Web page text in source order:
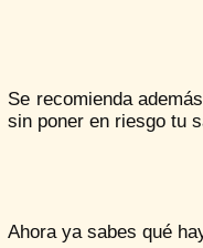
Se recomienda
sin poner en riesgo tu
Ahora ya sabes qué